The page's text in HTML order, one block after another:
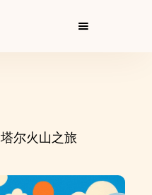
塔尔火山之旅